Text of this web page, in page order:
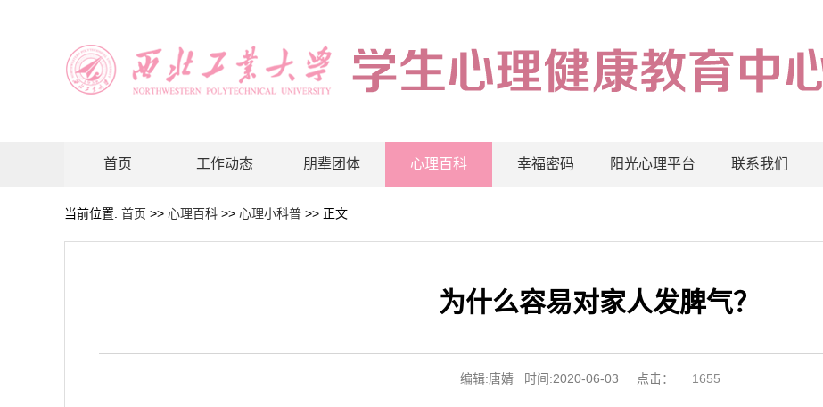
首页 工作动态 朋辈团体 心理百科 幸福密码 阳光心理平台 联系我们
当前位置: 首页 >> 心理百科 >> 心理小科普 >> 正文
为什么容易对家人发脾气？
编辑:唐婧 时间:2020-06-03 点击： 1655